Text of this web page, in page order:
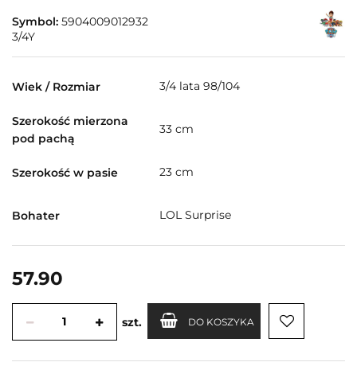
Symbol: 5904009012932
3/4Y
Wiek / Rozmiar 3/4 lata 98/104
Szerokość mierzona
pod pachą
33 cm
Szerokość w pasie 23 cm
Bohater LOL Surprise
57.90
szt. DO KOSZYKA